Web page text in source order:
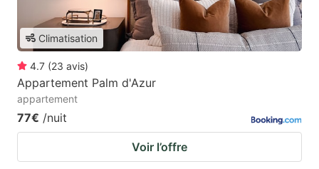
Climatisation
4.7 (23 avis)
Appartement Palm d'Azur
appartement
77€ /nuit
Voir l’offre